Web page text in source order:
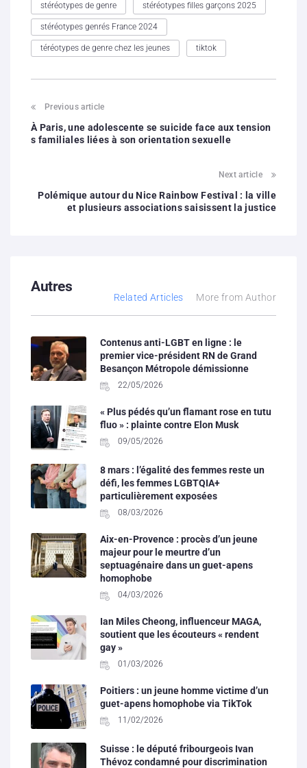
stéréotypes de genre stéréotypes filles garçons 2025
stéréotypes genrés France 2024
téréotypes de genre chez les jeunes tiktok
Previous article
À Paris, une adolescente se suicide face aux tension
s familiales liées à son orientation sexuelle
Next article
Polémique autour du Nice Rainbow Festival : la ville
et plusieurs associations saisissent la justice
Autres
Related Articles More from Author
Contenus anti-LGBT en ligne : le
premier vice-président RN de Grand
Besançon Métropole démissionne
22/05/2026
« Plus pédés qu’un flamant rose en tutu
fluo » : plainte contre Elon Musk
09/05/2026
8 mars : l’égalité des femmes reste un
défi, les femmes LGBTQIA+
particulièrement exposées
08/03/2026
Aix-en-Provence : procès d’un jeune
majeur pour le meurtre d’un
septuagénaire dans un guet-apens
homophobe
04/03/2026
Ian Miles Cheong, influenceur MAGA,
soutient que les écouteurs « rendent
gay »
01/03/2026
Poitiers : un jeune homme victime d’un
guet-apens homophobe via TikTok
11/02/2026
Suisse : le député fribourgeois Ivan
Thévoz condamné pour discrimination